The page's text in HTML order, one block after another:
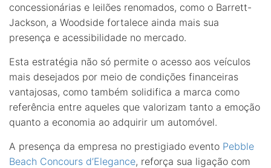
concessionárias e leilões renomados, como o Barrett-
Jackson, a Woodside fortalece ainda mais sua
presença e acessibilidade no mercado.
Esta estratégia não só permite o acesso aos veículos
mais desejados por meio de condições financeiras
vantajosas, como também solidifica a marca como
referência entre aqueles que valorizam tanto a emoção
quanto a economia ao adquirir um automóvel.
A presença da empresa no prestigiado evento Pebble
Beach Concours d’Elegance, reforça sua ligação com